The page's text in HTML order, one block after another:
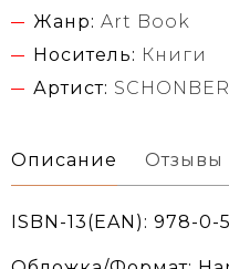
Жанр: Art Book
Носитель: Книги
Артист:
Описание Отзывы
ISBN-13(EAN): 978-0-